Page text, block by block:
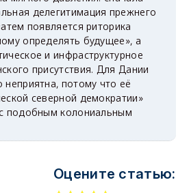
делегитимация прежнего
появляется риторика
определять будущее», а
и инфраструктурное
присутствия. Для Дании
неприятна, потому что её
северной демократии»
подобным колониальным
Оцените статью: